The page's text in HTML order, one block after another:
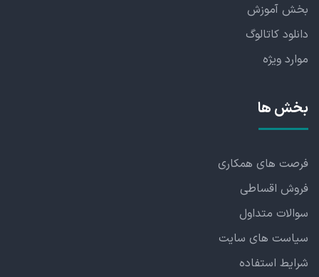
بخش آموزش
دانلود کاتالوگ
موارد ویژه
بخش ها
فرصت های همکاری
فروش اقساطی
سوالات متداول
سیاست های سایت
شرایط استفاده